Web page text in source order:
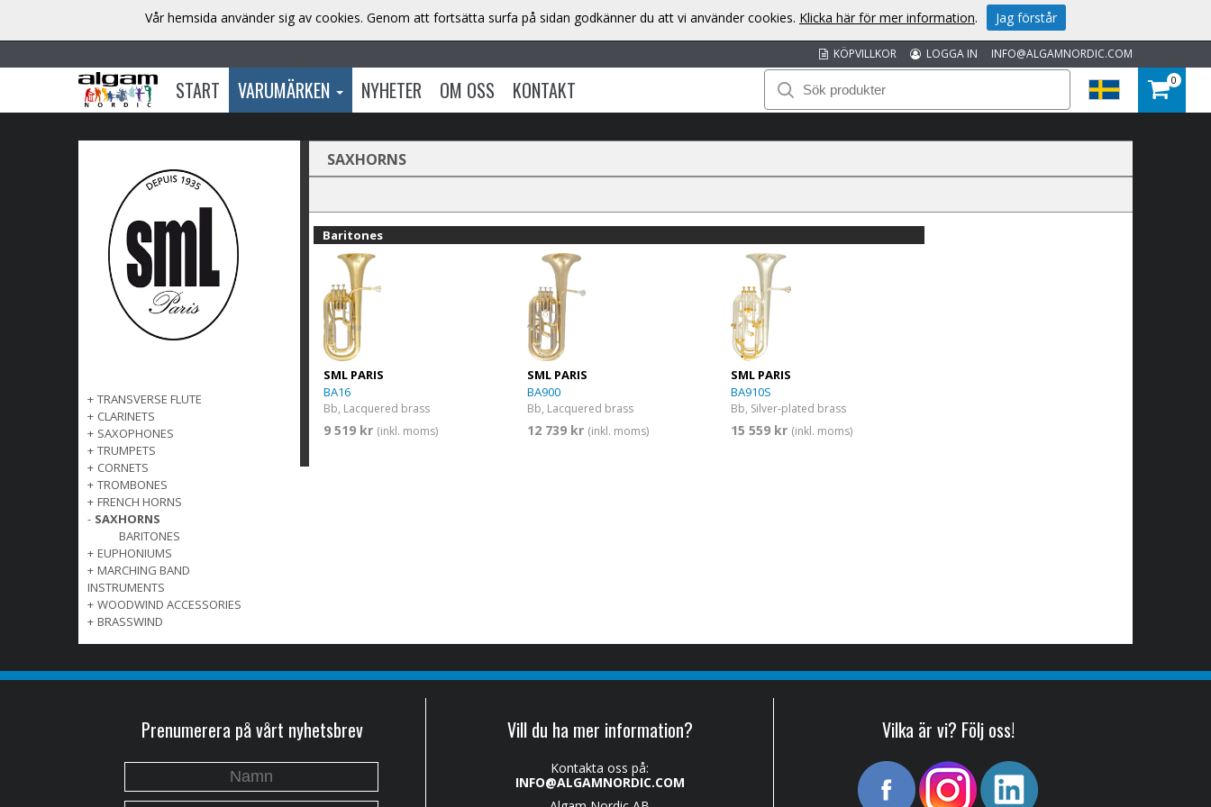
INFO@ALGAMNORDIC.COM
LOGGA IN
KÖPVILLKOR
START VARUMÄRKEN NYHETER OM OSS KONTAKT 0
+ TRANSVERSE FLUTE
+ CLARINETS
+ SAXOPHONES
+ TRUMPETS
+ CORNETS
+ TROMBONES
+ FRENCH HORNS
- SAXHORNS
BARITONES
+ EUPHONIUMS
+ MARCHING BAND
INSTRUMENTS
+ WOODWIND ACCESSORIES
+ BRASSWIND
SAXHORNS
Baritones
SML PARIS
BA16
Bb, Lacquered brass
9 519 kr (inkl. moms)
SML PARIS
BA900
Bb, Lacquered brass
12 739 kr (inkl. moms)
SML PARIS
BA910S
Bb, Silver-plated brass
15 559 kr (inkl. moms)
Prenumerera på vårt nyhetsbrev Vill du ha mer information?
Kontakta oss på:
INFO@ALGAMNORDIC.COM
Vilka är vi? Följ oss!
Vår hemsida använder sig av cookies. Genom att fortsätta surfa på sidan godkänner du att vi använder cookies. Klicka här för mer information. Jag förstår